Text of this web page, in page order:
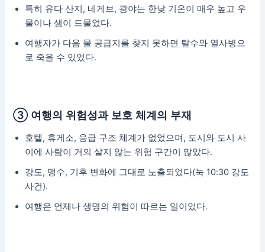
특히 유다 산지, 네게브, 광야는 한낮 기온이 매우 높고 우
물이나 샘이 드물었다.
여행자가 다음 물 공급지를 찾지 못하면 탈수와 열사병으
로 죽을 수 있었다.
③ 여행의 위험성과 보호 체계의 부재
호텔, 휴게소, 응급 구조 체계가 없었으며, 도시와 도시 사
이에 사람이 거의 살지 않는 위험 구간이 많았다.
강도, 맹수, 기후 변화에 그대로 노출되었다(눅 10:30 강도
사건).
여행은 언제나 생명의 위험이 따르는 일이었다.